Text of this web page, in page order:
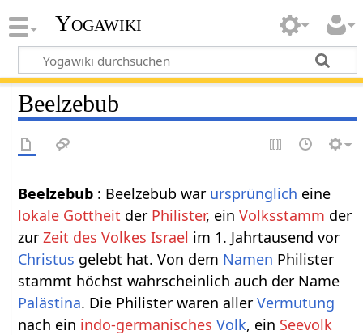
Yogawiki
Beelzebub
Beelzebub : Beelzebub war ursprünglich eine
lokale Gottheit der Philister, einVolksstamm der
zurZeit des Volkes Israel im 1. Jahrtausend vor
Christus gelebt hat. Von dem Namen Philister
stammt höchst wahrscheinlich auch der Name
Palästina. Die Philister waren allerVermutung
nach ein indo-germanisches Volk, ein Seevolk